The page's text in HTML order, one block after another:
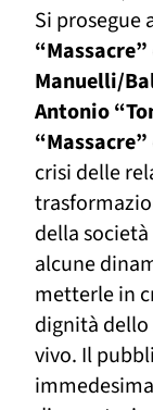
Si prosegue
“Massacre”
Manuelli/
Antonio
“Massacre”
crisi delle
della
alcune
metterle in
dignità
vivo. Il